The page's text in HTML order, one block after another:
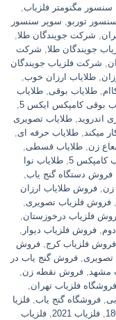
سنسور مگنومتر فلزیاب,
توربو, سوپر سنسور
, شرکت جویندگان طلا,
جویندگان طلا, شرکت
, شرکت فلزیاب جویندگان
, طلایاب ارزان خوب,
,طلایاب بوقی,طلایاب
بوقی کامپکس ایکس 5 ,
اندروید, طلایاب تصویری
میکند,طلایاب حرفه ای,
زن,طلایاب قسطی,
کامپکس 5 , طلایاب نوا
فروش دستگاه گنج یاب,
, فروش طلایاب ارزان
,فروش فلزیاب تصویری,
فلزیاب درخوزستان,
,فروش فلزیاب دیوار ,
فروش فلزیاب کرج, فروش
تصویری, فروش گنج یاب در
مشهد,فروش نقطه زن,
فروشگاه فلزیاب تهران,
,فروشگاه گنج یاب,فلزیا
,فلزیاب 2021 ,فلزیاب